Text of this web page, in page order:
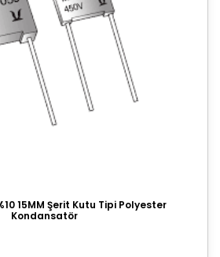
15MM Şerit Kutu Tipi Polyester
Kondansatör